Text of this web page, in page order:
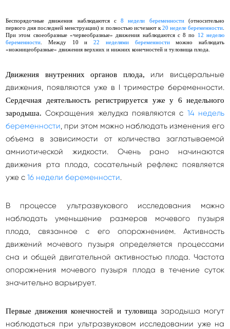
Беспорядочные движения наблюдаются с8 недели беременности(относительно
первого дня последней менструации) и полностью исчезают к 20 неделе беременности
При этом своеобразные «червеобразные» движения наблюдаются с 8 по
12 неделю
беременности . Между 10 и 22 неделями беременностиможно наблюдать
«ножницеобразные» движения верхних и нижних конечностей и туловища плода.
Движения внутренних органов плода,
или висцеральные
движения, появляются уже в I триместре беременности.
Сердечная деятельность регистрируется уже у 6 недельного
зародыша. Сокращения желудка появляются с 14 недель
беременности , при этом можно наблюдать изменения его
объема в зависимости от количества заглатываемой
амниотической жидкости. Очень рано начинаются
движения рта плода, сосательный рефлекс появляется
уже с 16 недели беременности
В процессе ультразвукового исследования можно
наблюдать уменьшение размеров мочевого пузыря
плода, связанное с его опорожнением. Активность
движений мочевого пузыря определяется процессами
сна и общей двигательной активностью плода. Частота
опорожнения мочевого пузыря плода в течение суток
значительно варьирует.
Первые движения конечностей и туловища зародыша могут
наблюдаться при ультразвуковом исследовании уже на